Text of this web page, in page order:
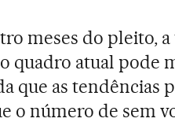
meses do pleito,
quadro atual pode
que as tendências
o número de sem